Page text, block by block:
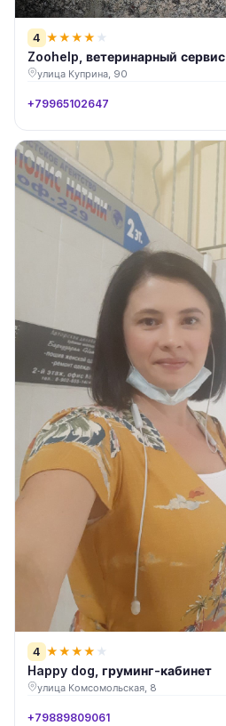
4 ★★★★ ★
Zoohelp, ветеринарный сервис
улица Куприна, 90
+79965102647
4 ★★★★ ★
Happy dog, груминг-кабинет
улица Комсомольская, 8
+79889809061